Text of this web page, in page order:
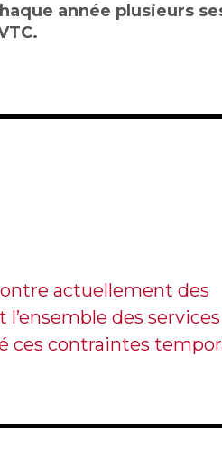
année plusieurs
actuellement des
des
ces contraintes